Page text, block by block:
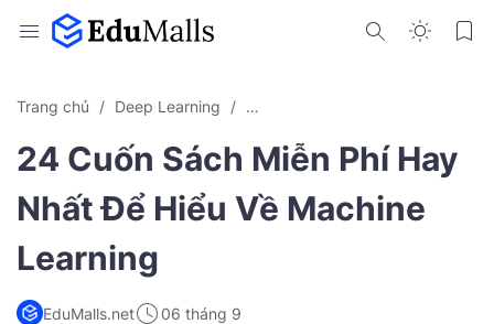
Trang chủ Deep Learning Kiến Thức Machine Learning
24 Cuốn Sách Miễn Phí Hay
Nhất Để Hiểu Về Machine
Learning
EduMalls.net 06 tháng 9